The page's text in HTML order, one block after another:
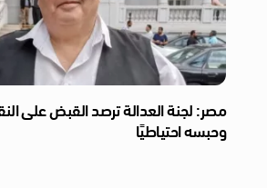
مصر: لجنة العدالة ترصد القبض على
وحبسه احتياطيًا